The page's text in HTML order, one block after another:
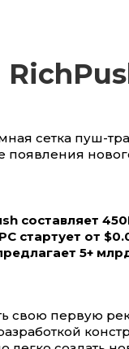
сетка пуш-
появления
составляет
стартует от
5+
свою первую